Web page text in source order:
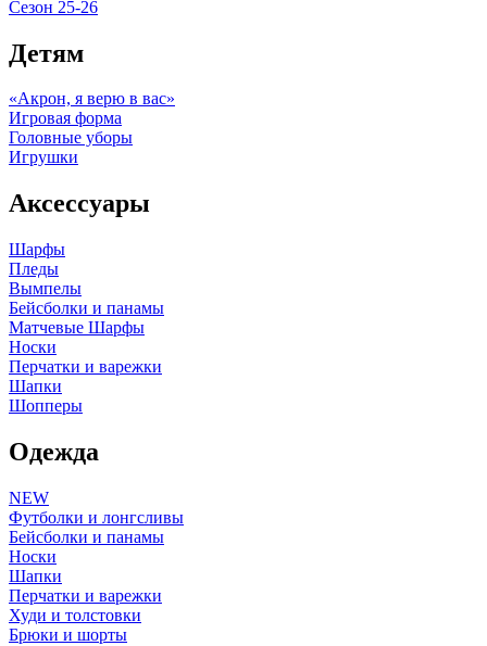
Сезон 25-26
Детям
«Акрон, я верю в вас»
Игровая форма
Головные уборы
Игрушки
Аксессуары
Шарфы
Пледы
Вымпелы
Бейсболки и панамы
Матчевые Шарфы
Носки
Перчатки и варежки
Шапки
Шопперы
Одежда
NEW
Футболки и лонгсливы
Бейсболки и панамы
Носки
Шапки
Перчатки и варежки
Худи и толстовки
Брюки и шорты